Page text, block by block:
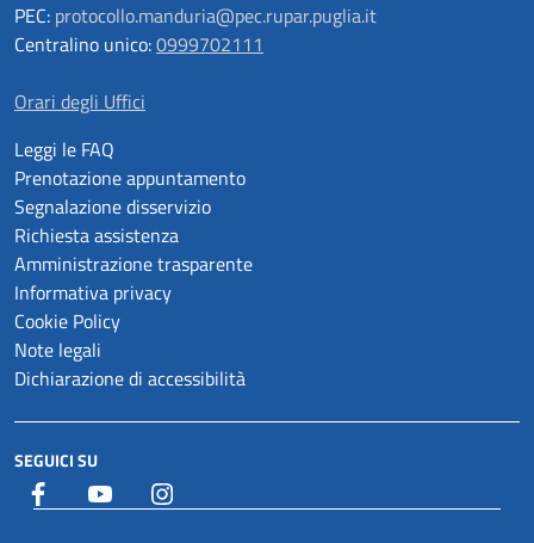
PEC: protocollo.manduria@pec.rupar.puglia.it
Centralino unico:0999702111
Orari degli Uffici
Leggi le FAQ
Prenotazione appuntamento
Segnalazione disservizio
Richiesta assistenza
Amministrazione trasparente
Informativa privacy
Cookie Policy
Note legali
Dichiarazione di accessibilità
SEGUICI SU
Facebook YouTube